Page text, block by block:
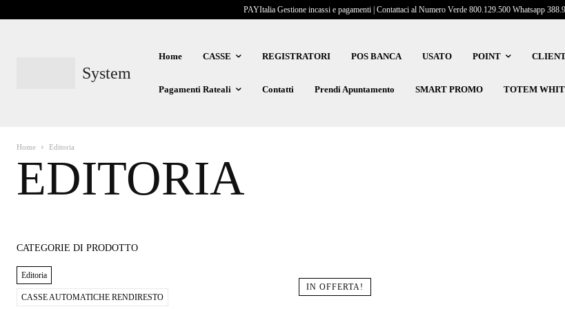
PAYItalia Gestione incassi e pagamenti | Contattaci al Numero Verde 800.129.500 Whatsapp
System
Home CASSE REGISTRATORI POS BANCA USATO POINT
Pagamenti Rateali Contatti Prendi Apuntamento SMART PROMO TOTEM
Home Editoria
EDITORIA
CATEGORIE DI PRODOTTO
Editoria
CASSE AUTOMATICHE RENDIRESTO
IN OFFERTA!